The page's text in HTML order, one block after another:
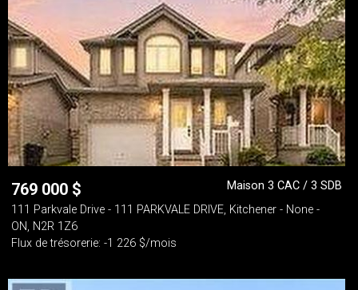
769 000 $
Maison 3 CAC / 3 SDB
111 Parkvale Drive - 111 PARKVALE DRIVE, Kitchener - None -
ON, N2R 1Z6
Flux de trésorerie: -1 226 $/mois